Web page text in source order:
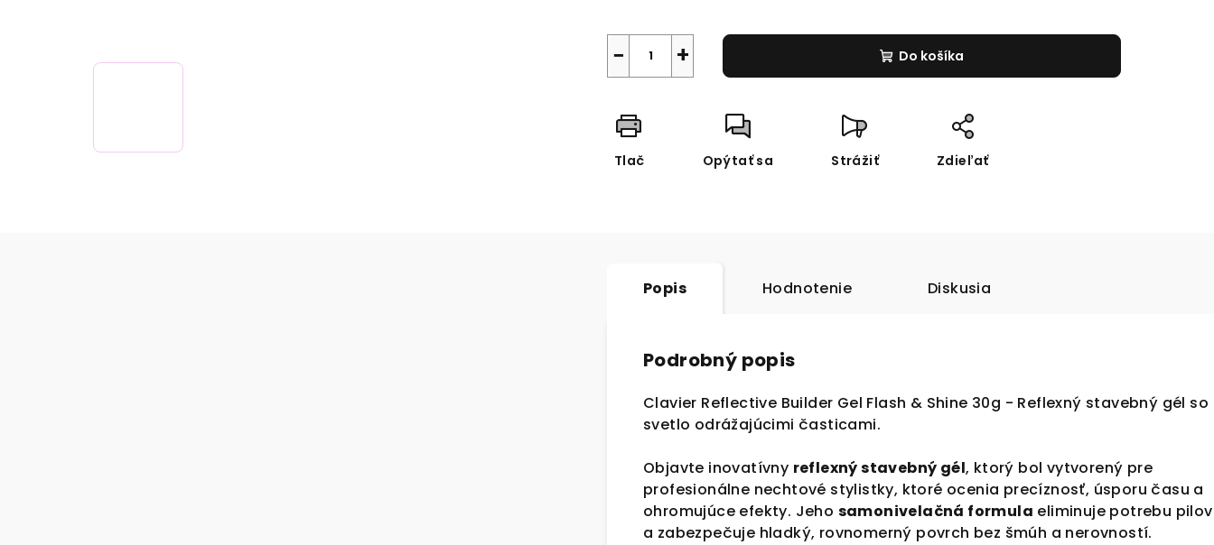
+
− Do košíka
Tlač Opýtať sa Strážiť Zdieľať
Popis Hodnotenie Diskusia
Podrobný popis
Clavier Reflective Builder Gel Flash & Shine 30g - Reflexný stavebný gél so
svetlo odrážajúcimi časticami.
Objavte inovatívny reflexný stavebný gél, ktorý bol vytvorený pre
profesionálne nechtové stylistky, ktoré ocenia precíznosť, úsporu času a
ohromujúce efekty. Jeho samonivelačná formula eliminuje potrebu
a zabezpečuje hladký, rovnomerný povrch bez šmúh a nerovností.